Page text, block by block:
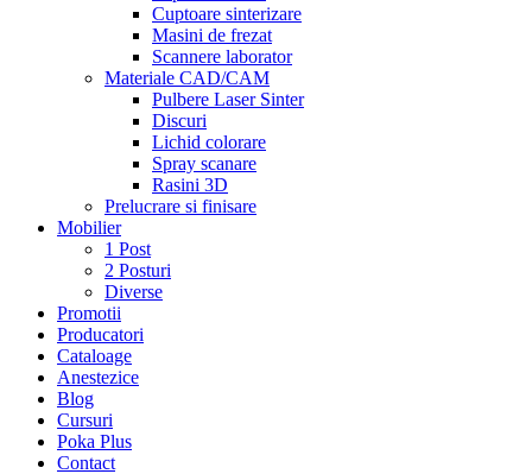
Cuptoare sinterizare
Masini de frezat
Scannere laborator
Materiale CAD/CAM
Pulbere Laser Sinter
Discuri
Lichid colorare
Spray scanare
Rasini 3D
Prelucrare si finisare
Mobilier
1 Post
2 Posturi
Diverse
Promotii
Producatori
Cataloage
Anestezice
Blog
Cursuri
Poka Plus
Contact